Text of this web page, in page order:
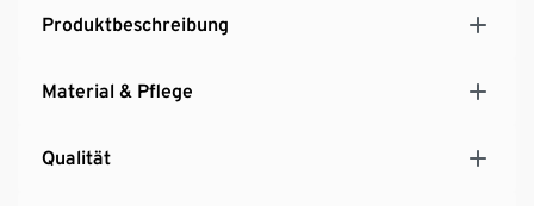
Produktbeschreibung
Material & Pflege
Qualität